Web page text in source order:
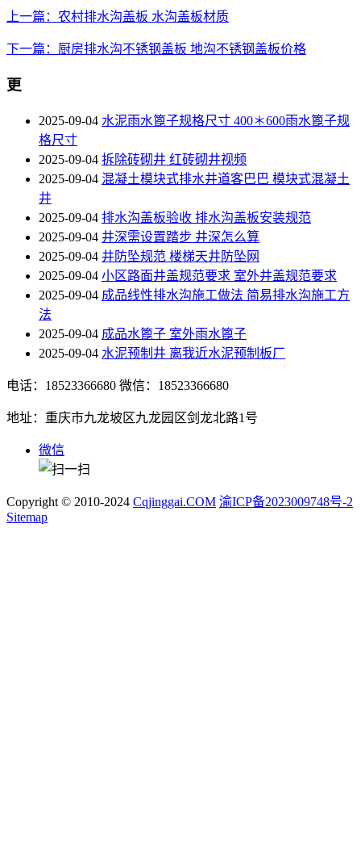
上一篇：农村排水沟盖板 水沟盖板材质
下一篇：厨房排水沟不锈钢盖板 地沟不锈钢盖板价格
更
2025-09-04 水泥雨水篦子规格尺寸 400＊600雨水篦子规
格尺寸
2025-09-04 拆除砖砌井 红砖砌井视频
2025-09-04 混凝土模块式排水井道客巴巴 模块式混凝土
井
2025-09-04 排水沟盖板验收 排水沟盖板安装规范
2025-09-04 井深需设置踏步 井深怎么算
2025-09-04 井防坠规范 楼梯天井防坠网
2025-09-04 小区路面井盖规范要求 室外井盖规范要求
2025-09-04 成品线性排水沟施工做法 简易排水沟施工方
法
2025-09-04 成品水篦子 室外雨水篦子
2025-09-04 水泥预制井 离我近水泥预制板厂
电话：18523366680 微信：18523366680
地址：重庆市九龙坡区九龙园区剑龙北路1号
微信
Copyright © 2010-2024 Cqjinggai.COM 渝ICP备2023009748号-2
Sitemap